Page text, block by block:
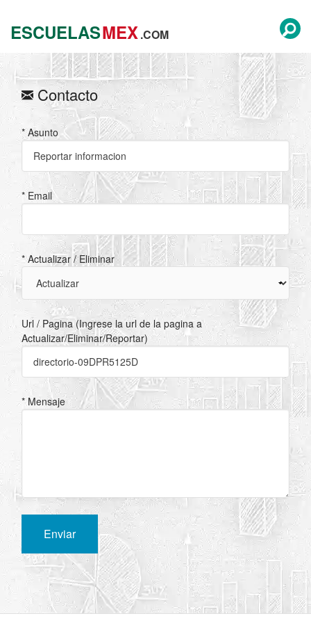
ESCUELASMEX.COM
Contacto
* Asunto
* Email
* Actualizar / Eliminar
Url / Pagina (Ingrese la url de la pagina a
Actualizar/Eliminar/Reportar)
* Mensaje
Enviar